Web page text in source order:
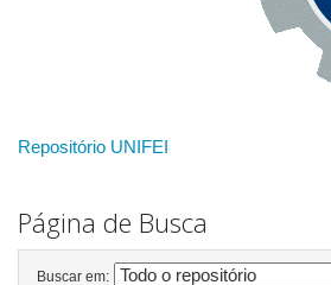
Repositório UNIFEI
Página de Busca
Buscar em: